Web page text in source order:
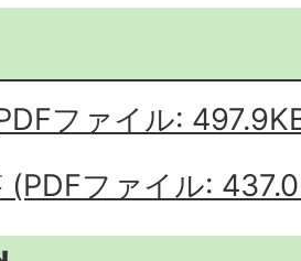
ファイル:
(PDFファイル: